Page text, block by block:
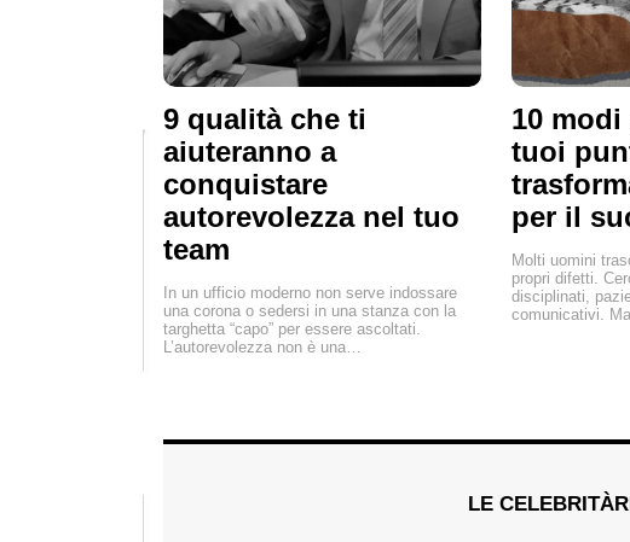
9 qualità che ti
aiuteranno a
conquistare
autorevolezza nel tuo
team
In un ufficio moderno non serve indossare
una corona o sedersi in una stanza con la
targhetta “capo” per essere ascoltati.
L’autorevolezza non è una…
10
tuoi
per il
Molti uomini
propri difetti.
disciplinati,
comunicativi.
LE CELEBRITÀ